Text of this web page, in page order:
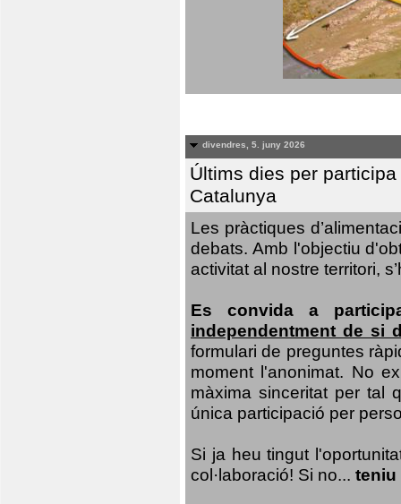
divendres, 5. juny 2026
Últims dies per
Catalunya
Les pràctiques
debats. Amb l'objectiu
activitat al nostre territori,
Es convida a
independentment de si
formulari de preguntes
moment l'anonimat. No
màxima sinceritat per tal
única participació per
Si ja heu tingut
col·laboració! Si no... teniu